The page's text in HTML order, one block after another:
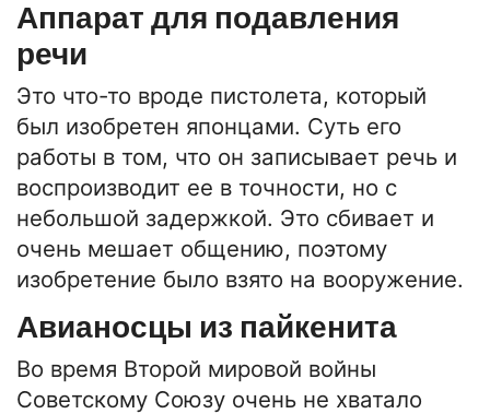
Аппарат для подавления
речи
Это что-то вроде пистолета, который
был изобретен японцами. Суть его
работы в том, что он записывает речь и
воспроизводит ее в точности, но с
небольшой задержкой. Это сбивает и
очень мешает общению, поэтому
изобретение было взято на вооружение.
Авианосцы из пайкенита
Во время Второй мировой войны
Советскому Союзу очень не хватало